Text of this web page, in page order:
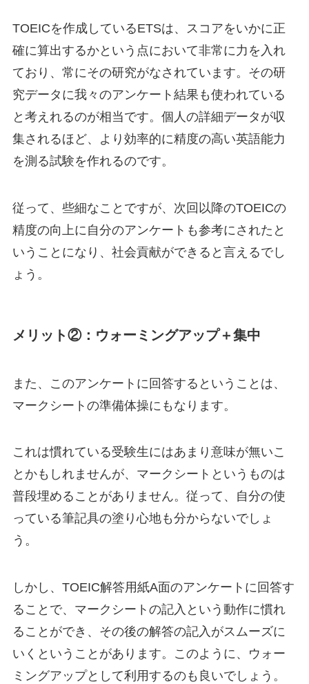
TOEICを作成しているETSは、スコアをいかに正
確に算出するかという点において非常に力を入れ
ており、常にその研究がなされています。その研
究データに我々のアンケート結果も使われている
と考えれるのが相当です。個人の詳細データが収
集されるほど、より効率的に精度の高い英語能力
を測る試験を作れるのです。
従って、些細なことですが、次回以降のTOEICの
精度の向上に自分のアンケートも参考にされたと
いうことになり、社会貢献ができると言えるでし
ょう。
メリット②：ウォーミングアップ＋集中
また、このアンケートに回答するということは、
マークシートの準備体操にもなります。
これは慣れている受験生にはあまり意味が無いこ
とかもしれませんが、マークシートというものは
普段埋めることがありません。従って、自分の使
っている筆記具の塗り心地も分からないでしょ
う。
しかし、TOEIC解答用紙A面のアンケートに回答す
ることで、マークシートの記入という動作に慣れ
ることができ、その後の解答の記入がスムーズに
いくということがあります。このように、ウォー
ミングアップとして利用するのも良いでしょう。